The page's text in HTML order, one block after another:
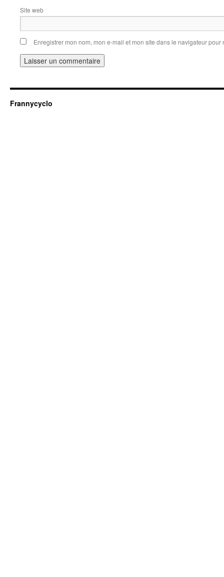
Site web
Enregistrer mon nom, mon e-mail et mon site dans le navigateur
Frannycyclo